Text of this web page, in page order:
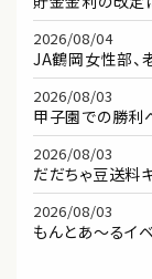
2026/08/04
JA鶴岡女性部、
2026/08/03
甲子園での勝
2026/08/03
だだちゃ豆送料
2026/08/03
もんとあ～るイベ